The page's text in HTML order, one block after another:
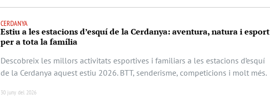
CERDANYA
Estiu a les estacions d’esquí de la Cerdanya: aventura, natura i esport
per a tota la família
Descobreix les millors activitats esportives i familiars a les estacions d’esquí
de la Cerdanya aquest estiu 2026. BTT, senderisme, competicions i molt més.
30 juny del 2026